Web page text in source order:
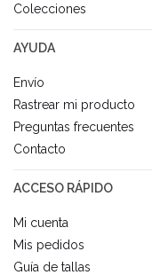
Colecciones
AYUDA
Envío
Rastrear mi producto
Preguntas frecuentes
Contacto
ACCESO RÁPIDO
Mi cuenta
Mis pedidos
Guía de tallas